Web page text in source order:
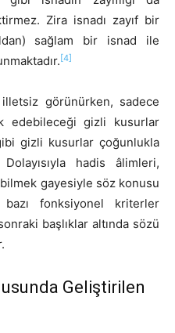
Zira isnadı zayıf bir
sağlam bir isnad ile
[4]
görünürken, sadece
edebileceği gizli kusurlar
gizli kusurlar çoğunlukla
hadis âlimleri,
gayesiyle söz konusu
bazı fonksiyonel kriterler
başlıklar altında sözü
Geliştirilen